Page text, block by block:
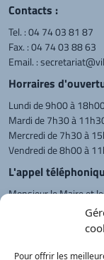
Pour offrir les
Contacts :
Tel. :04 74 03 81 87
Fax. : 04 74 03 88 63
Email. :
Horraires
Lundi de 9h00 à
Mardi de 7h30 à
Mercredi de 7h30 à
Vendredi de 8h00 à
L'appel
Monsieur le Maire et
reçoivent sur rendez-
Retour à l'accueil